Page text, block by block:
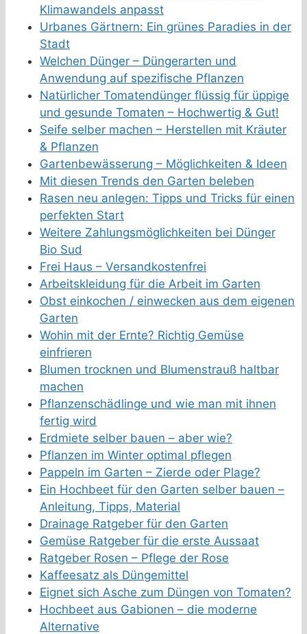
Klimawandels anpasst
Urbanes Gärtnern: Ein grünes Paradies in der
Stadt
Welchen Dünger – Düngerarten und
Anwendung auf spezifische Pflanzen
Natürlicher Tomatendünger flüssig für üppige
und gesunde Tomaten – Hochwertig & Gut!
Seife selber machen – Herstellen mit Kräuter
& Pflanzen
Gartenbewässerung – Möglichkeiten & Ideen
Mit diesen Trends den Garten beleben
Rasen neu anlegen: Tipps und Tricks für einen
perfekten Start
Weitere Zahlungsmöglichkeiten bei Dünger
Bio Sud
Frei Haus – Versandkostenfrei
Arbeitskleidung für die Arbeit im Garten
Obst einkochen / einwecken aus dem eigenen
Garten
Wohin mit der Ernte? Richtig Gemüse
einfrieren
Blumen trocknen und Blumenstrauß haltbar
machen
Pflanzenschädlinge und wie man mit ihnen
fertig wird
Erdmiete selber bauen – aber wie?
Pflanzen im Winter optimal pflegen
Pappeln im Garten – Zierde oder Plage?
Ein Hochbeet für den Garten selber bauen –
Anleitung, Tipps, Material
Drainage Ratgeber für den Garten
Gemüse Ratgeber für die erste Aussaat
Ratgeber Rosen – Pflege der Rose
Kaffeesatz als Düngemittel
Eignet sich Asche zum Düngen von Tomaten?
Hochbeet aus Gabionen – die moderne
Alternative